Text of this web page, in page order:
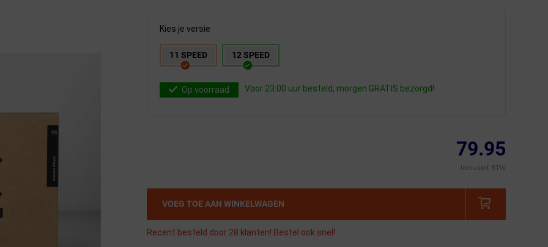
Kies je versie
11 SPEED 12 SPEED
Op voorraad Voor 23:00 uur besteld, morgen GRATIS bezorgd!
79.95
Inclusief BTW
VOEG TOE AAN WINKELWAGEN
Recent besteld door 28 klanten! Bestel ook snel!